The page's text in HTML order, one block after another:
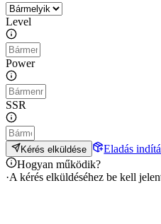
Level
Power
SSR
Kérés elküldése
Eladás
Hogyan működik?
·A kérés elküldéséhez be kell